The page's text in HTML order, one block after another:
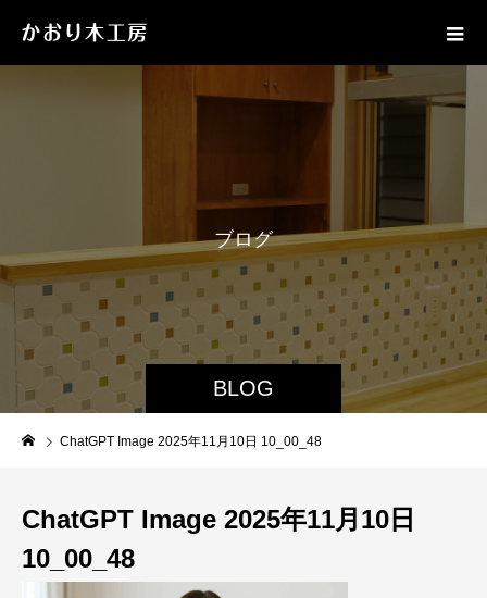
BLOG
ブログ
ChatGPT Image 2025年11月10日 10_00_48
ChatGPT Image 2025年11月10日
10_00_48